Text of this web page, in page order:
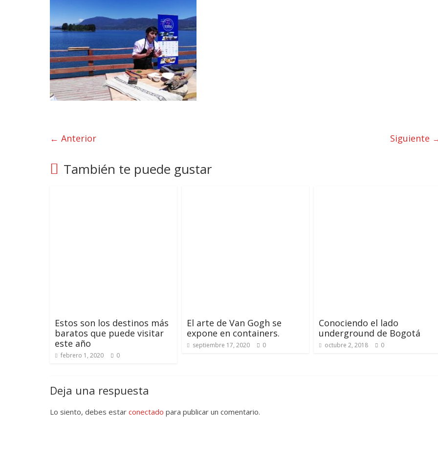
← Anterior Siguiente
También te puede gustar
Estos son los destinos más
baratos que puede visitar
este año
febrero 1, 2020 0
El arte de Van Gogh se
expone en containers.
septiembre 17, 2020 0
Conociendo el lado
underground de Bogotá
octubre 2, 2018 0
Deja una respuesta
Lo siento, debes estar conectado para publicar un comentario.